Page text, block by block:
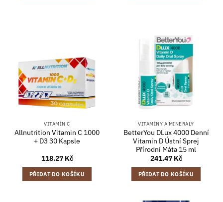
VITAMÍN C
Allnutrition Vitamin C 1000
+ D3 30 Kapsle
118.27 Kč
PŘIDAT DO KOŠÍKU
VITAMÍNY A MINERÁLY
BetterYou DLux 4000 Denní
Vitamin D Ústní Sprej
Přírodní Máta 15 ml
241.47 Kč
PŘIDAT DO KOŠÍKU